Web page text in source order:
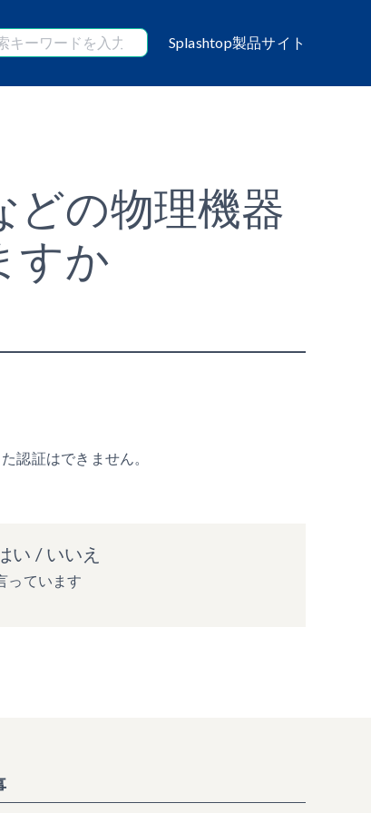
Splashtop製品サイト
どの物理機器
すか
認証はできません。
い / いいえ
っています